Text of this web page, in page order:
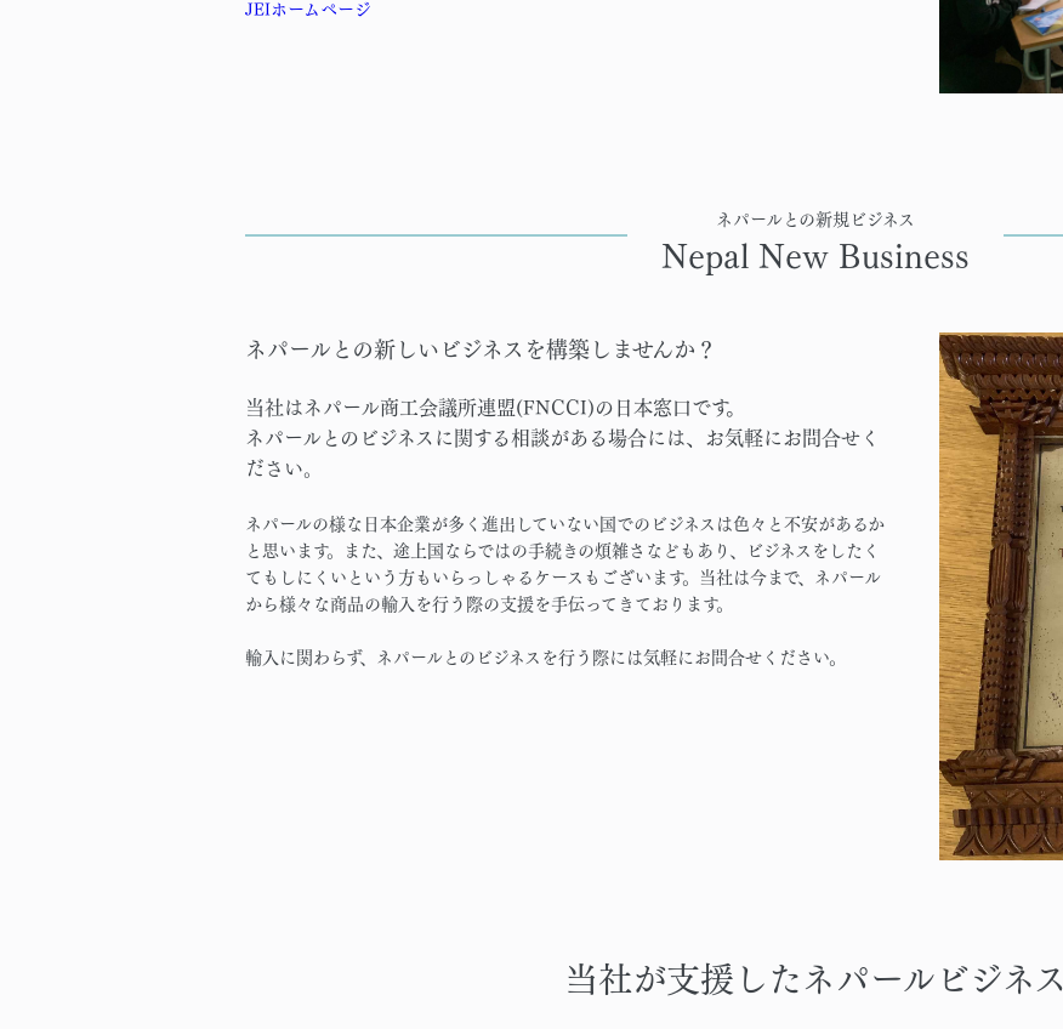
JEIホームページ
ネパールとの新規ビジネス
Nepal New Business
ネパールとの新しいビジネスを構築しませんか？
当社はネパール商工会議所連盟(FNCCI)の日本窓口です。
ネパールとのビジネスに関する相談がある場合には、お気軽にお問合せく
ださい。
ネパールの様な日本企業が多く進出していない国でのビジネスは色々と不安があるか
と思います。また、途上国ならではの手続きの煩雑さなどもあり、ビジネスをしたく
てもしにくいという方もいらっしゃるケースもございます。当社は今まで、ネパール
から様々な商品の輸入を行う際の支援を手伝ってきております。
輸入に関わらず、ネパールとのビジネスを行う際には気軽にお問合せください。
当社が支援したネパールビジネス